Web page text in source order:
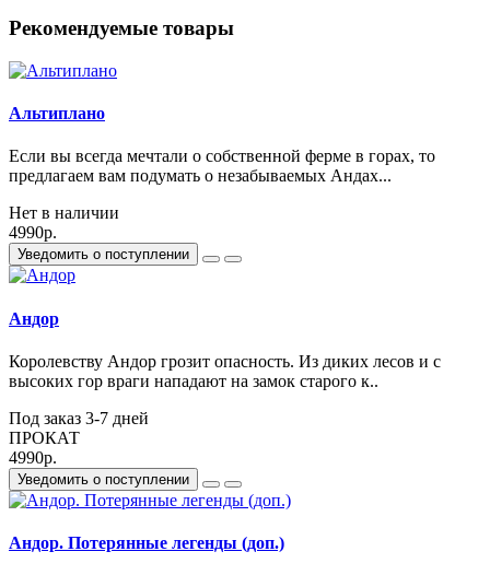
Рекомендуемые товары
Альтиплано
Если вы всегда мечтали о собственной ферме в горах, то
предлагаем вам подумать о незабываемых Андах...
Нет в наличии
4990р.
Уведомить о поступлении
Андор
Королевству Андор грозит опасность. Из диких лесов и с
высоких гор враги нападают на замок старого к..
Под заказ 3-7 дней
ПРОКАТ
4990р.
Уведомить о поступлении
Андор. Потерянные легенды (доп.)